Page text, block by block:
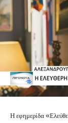
Η εφημερίδα